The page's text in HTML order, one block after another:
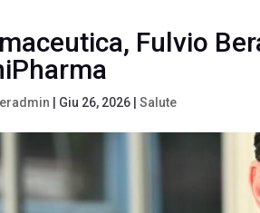
Fulvio
Giu 26, 2026 |Salute